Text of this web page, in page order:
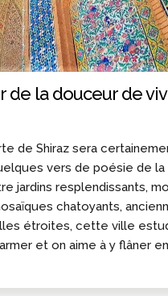
de la douceur de
de Shiraz sera
vers de poésie de la
jardins resplendissants,
chatoyants,
étroites, cette ville
et on aime à y flâner